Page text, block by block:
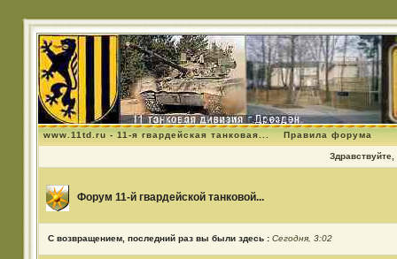
www.11td.ru - 11-я гвардейская танковая... Правила форума
Здравствуйте,
Форум 11-й гвардейской танковой...
С возвращением, последний раз вы были здесь : Сегодня, 3:02